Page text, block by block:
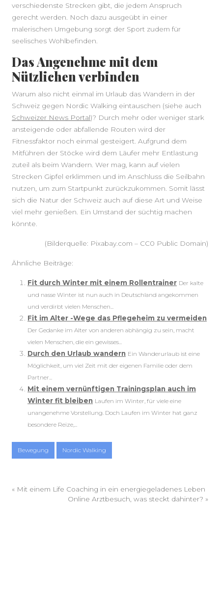
verschiedenste Strecken gibt, die jedem Anspruch
gerecht werden. Noch dazu ausgeübt in einer
malerischen Umgebung sorgt der Sport zudem für
seelisches Wohlbefinden.
Das Angenehme mit dem
Nützlichen verbinden
Warum also nicht einmal im Urlaub das Wandern in der
Schweiz gegen Nordic Walking eintauschen (siehe auch
Schweizer News Portal)? Durch mehr oder weniger stark
ansteigende oder abfallende Routen wird der
Fitnessfaktor noch einmal gesteigert. Aufgrund dem
Mitführen der Stöcke wird dem Läufer mehr Entlastung
zuteil als beim Wandern. Wer mag, kann auf vielen
Strecken Gipfel erklimmen und im Anschluss die Seilbahn
nutzen, um zum Startpunkt zurückzukommen. Somit lässt
sich die Natur der Schweiz auch auf diese Art und Weise
viel mehr genießen. Ein Umstand der süchtig machen
könnte.
(Bilderquelle: Pixabay.com – CC0 Public Domain)
Ähnliche Beiträge:
Fit durch Winter mit einem Rollentrainer Der kalte
und nasse Winter ist nun auch in Deutschland angekommen
und verdirbt vielen Menschen...
Fit im Alter -Wege das Pflegeheim zu vermeiden
Der Gedanke im Alter von anderen abhängig zu sein, macht
vielen Menschen, die ein gewisses...
Durch den Urlaub wandern Ein Wanderurlaub ist eine
Möglichkeit, um viel Zeit mit der eigenen Familie oder dem
Partner...
Mit einem vernünftigen Trainingsplan auch im
Winter fit bleiben Laufen im Winter, für viele eine
unangenehme Vorstellung. Doch Laufen im Winter hat ganz
besondere Reize,...
Bewegung Nordic Walking
« Mit einem Life Coaching in ein energiegeladenes Leben
Online Arztbesuch, was steckt dahinter? »